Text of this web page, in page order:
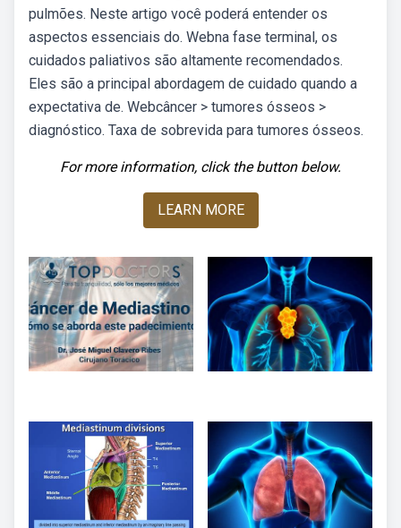
pulmões. Neste artigo você poderá entender os
aspectos essenciais do. Webna fase terminal, os
cuidados paliativos são altamente recomendados.
Eles são a principal abordagem de cuidado quando a
expectativa de. Webcâncer > tumores ósseos >
diagnóstico. Taxa de sobrevida para tumores ósseos.
For more information, click the button below.
LEARN MORE